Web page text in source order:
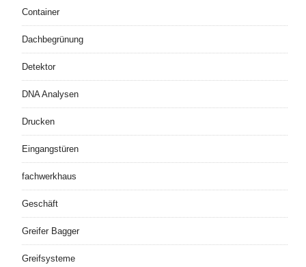
Container
Dachbegrünung
Detektor
DNA Analysen
Drucken
Eingangstüren
fachwerkhaus
Geschäft
Greifer Bagger
Greifsysteme